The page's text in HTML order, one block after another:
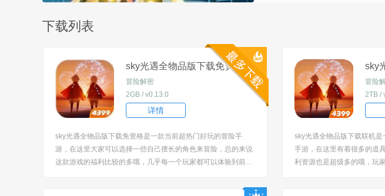
下载列表
sky光遇全物品版下载免资格
冒险解密
2GB / v0.13.0
详情
sky光遇全物品版下载免资格是一款当前超热门好玩的冒险手
游，在这里大家可以选择一些自己擅长的角色来冒险，总的来说
这款游戏的福利比较的多哦，几乎每一个玩家都可以体验到前所
sky
冒险
2TB /
sky光遇全物品版下载联机
手游，在这里有着很多的道
利资源也是超级多的哦，玩